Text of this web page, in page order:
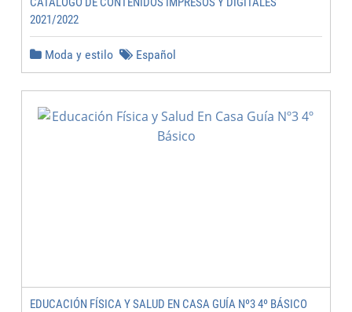
2021/2022
Moda y estilo Español
EDUCACIÓN FÍSICA Y SALUD EN CASA GUÍA Nº3 4º BÁSICO